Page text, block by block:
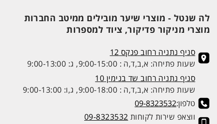
לה שנטל - מוצרי שיער מובילים ממיטב החברות
מוצרי מניקור פדיקור, ציוד למספרות
סניף נתניה רחוב פנקס 12
שעות פתיחה: א,ב,ד,ה : 9:00-15:00, ג: 9:00-13:00
סניף נתניה רחוב שד בנימין 10
שעות פתיחה: א,ב,ד,ה : 9:00-18:00, ג,ו: 9:00-13:00
טלפון:09-8323532
ווצאפ שירות לקוחות 09-8323532